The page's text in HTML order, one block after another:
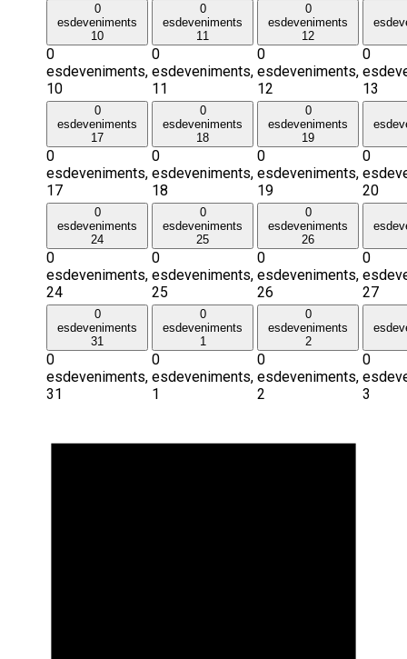
0
esdeveniments
10
0
esdeveniments,
10
0
esdeveniments
11
0
esdeveniments,
11
0
esdeveniments
12
0
esdeveniments,
12
0
13
0
esdeveniments
17
0
esdeveniments,
17
0
esdeveniments
18
0
esdeveniments,
18
0
esdeveniments
19
0
esdeveniments,
19
0
20
0
esdeveniments
24
0
esdeveniments,
24
0
esdeveniments
25
0
esdeveniments,
25
0
esdeveniments
26
0
esdeveniments,
26
0
27
0
esdeveniments
31
0
esdeveniments,
31
0
esdeveniments
1
0
esdeveniments,
1
0
esdeveniments
2
0
esdeveniments,
2
0
3